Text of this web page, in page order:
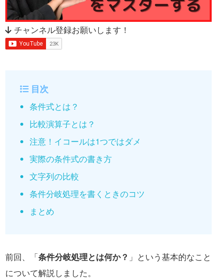
チャンネル登録お願いします！
目次
条件式とは？
比較演算子とは？
注意！イコールは1つではダメ
実際の条件式の書き方
文字列の比較
条件分岐処理を書くときのコツ
まとめ
前回、「条件分岐処理とは何か？ 」という基本的なこと
について解説しました。